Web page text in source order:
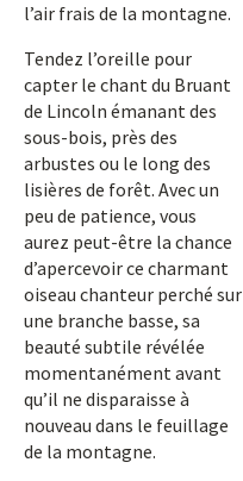
l’air frais de la montagne.
Tendez l’oreille pour
capter le chant du Bruant
de Lincoln émanant des
sous-bois, près des
arbustes ou le long des
lisières de forêt. Avec un
peu de patience, vous
aurez peut-être la chance
d’apercevoir ce charmant
oiseau chanteur perché sur
une branche basse, sa
beauté subtile révélée
momentanément avant
qu’il ne disparaisse à
nouveau dans le feuillage
de la montagne.